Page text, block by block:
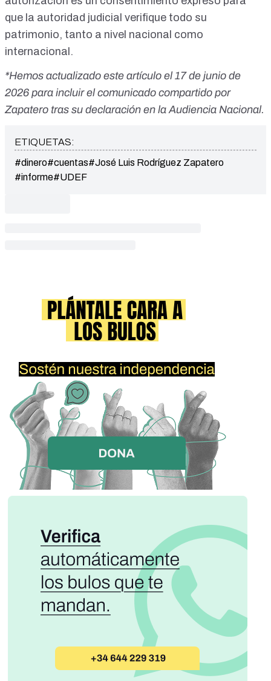
que la autoridad judicial verifique todo su
patrimonio, tanto a nivel nacional como
internacional.
*Hemos actualizado este artículo el 17 de junio de
2026 para incluir el comunicado compartido por
Zapatero tras su declaración en la Audiencia Nacional.
ETIQUETAS:
#dinero#cuentas#José Luis Rodríguez Zapatero
#informe#UDEF